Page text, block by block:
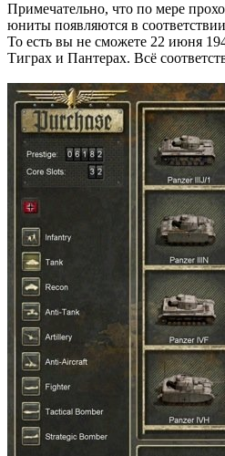
Примечательно, что по мере
юниты появляются в
То есть вы не сможете 22 июня
Тиграх и Пантерах. Всё